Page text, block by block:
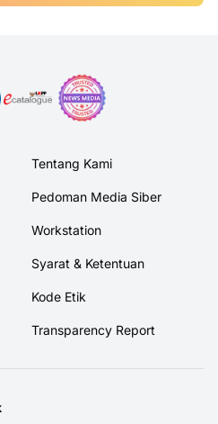
Tentang Kami
Pedoman Media Siber
Workstation
Syarat & Ketentuan
Kode Etik
Transparency Report